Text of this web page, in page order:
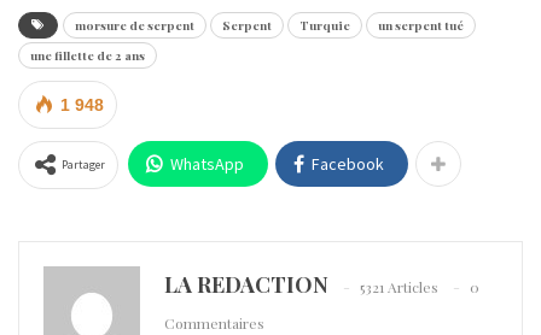
morsure de serpent Serpent Turquie
un serpent tué
une fillette de 2 ans
1 948
Partager WhatsApp Facebook
LA REDACTION 5321 Articles
0
Commentaires